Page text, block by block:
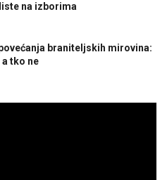
na izborima
braniteljskih mirovina:
tko ne